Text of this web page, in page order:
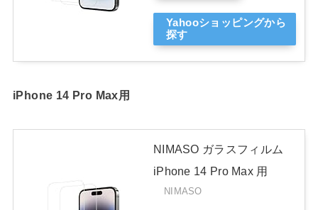
Yahooショッピングから
探す
iPhone 14 Pro Max用
NIMASO ガラスフィルム
iPhone 14 Pro Max 用
NIMASO